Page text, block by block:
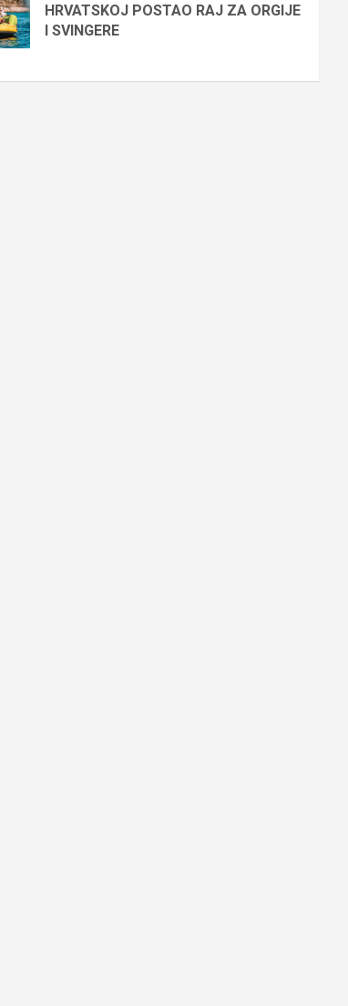
HRVATSKOJ POSTAO RAJ ZA ORGIJE
I SVINGERE